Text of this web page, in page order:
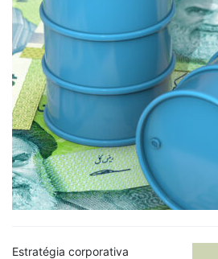
Estratégia corporativa